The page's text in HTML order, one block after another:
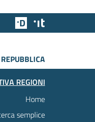
Team Digitale
REGIONI
Home
semplice